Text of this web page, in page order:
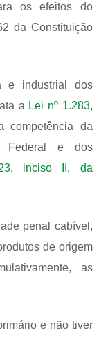
os efeitos do
da Constituição
e industrial dos
a Lei nº 1.283,
competência da
Federal e dos
inciso II, da
penal cabível,
de origem
as
e não tiver